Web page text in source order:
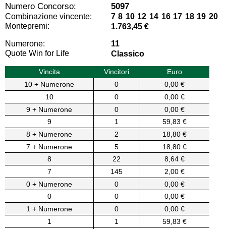
Numero Concorso: 5097
Combinazione vincente:
7 8 10 12 14 16 17 18 19 20
Montepremi:
1.763,45 €
Numerone:
11
Quote Win for Life
Classico
Vincita Vincitori
Euro
10 + Numerone
0
0,00 €
10
0
0,00 €
9 + Numerone
0
0,00 €
9
1
59,83 €
8 + Numerone
2
18,80 €
7 + Numerone
5
18,80 €
8
22
8,64 €
7
145
2,00 €
0 + Numerone
0
0,00 €
0
0
0,00 €
1 + Numerone
0
0,00 €
1
1
59,83 €